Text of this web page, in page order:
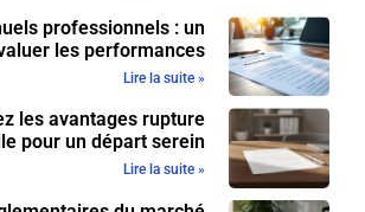
professionnels : un
les performances
Lire la suite »
les avantages rupture
pour un départ serein
Lire la suite »